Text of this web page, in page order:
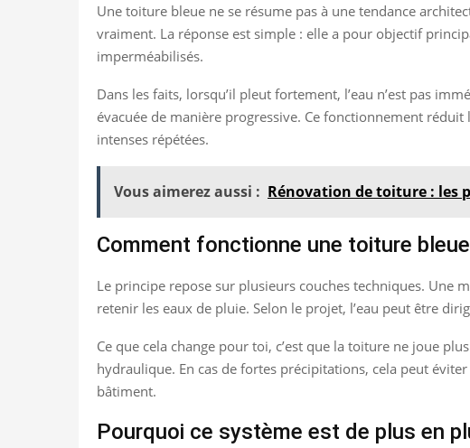
Une toiture bleue ne se résume pas à une tendance
vraiment. La réponse est simple : elle a pour objectif
imperméabilisés.
Dans les faits, lorsqu’il pleut fortement, l’eau n’est pas
évacuée de manière progressive. Ce fonctionnement
intenses répétées.
Vous aimerez aussi : Rénovation de toiture : les
Comment fonctionne une toiture
Le principe repose sur plusieurs couches techniques. Une
retenir les eaux de pluie. Selon le projet, l’eau peut être
Ce que cela change pour toi, c’est que la toiture ne joue
hydraulique. En cas de fortes précipitations, cela peut
bâtiment.
Pourquoi ce système est de plus en